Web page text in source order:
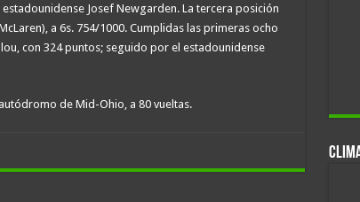
Josef Newgarden. La tercera posición
a 6s. 754/1000. Cumplidas las primeras ocho
con 324 puntos; seguido por el estadounidense
de Mid-Ohio, a 80 vueltas.